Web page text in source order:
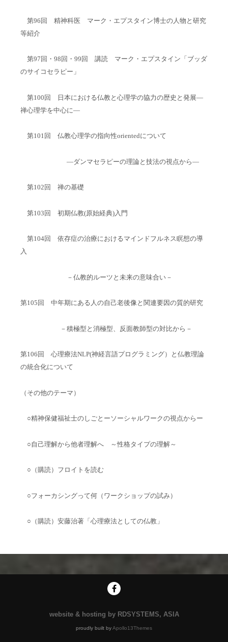
第96回 精神科医 マーク・エプスタイン博士の人物と研究
等紹介
第97回・98回・99回 講読 マーク・エプスタイン「ブッダ
のサイコセラピー」
第100回 日本における仏教と心理学の協力の歴史と発展―
禅心理学を中心に―
第101回 仏教心理学の指向性orientedについて
―ダンマセラピーの理論と技法の視点から―
第102回 禅の基礎
第103回 初期仏教(原始経典)入門
第104回 依存症の治療におけるマインドフルネス瞑想の導
入
－仏教的ルーツと未来の意味合い－
第105回 中年期にある人の自己老後像と関連要因の質的研究
－積極型と消極型、反面教師型の対比から－
第106回 心理療法NLP(神経言語プログラミング）と仏教理論
の統合化について
（その他のテーマ）
○精神保健福祉士のしごとーソーシャルワークの視点からー
○自己理解から他者理解へ ～性格タイプの理解～
○（購読）フロイトを読む
○フォーカシングって何（ワークショップの試み）
○（購読）安藤治著「心理療法としての仏教」
website & hosting by RDSYSTEMS, ASIA
proudly built byApollo13Themes